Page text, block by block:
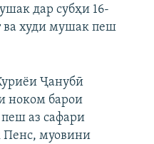
дар субҳи 16-
ва худи мушак пеш
Ҷанубӣ
ноком барои
аз сафари
муовини